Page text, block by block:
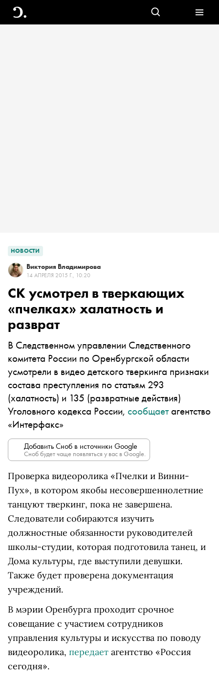
НОВОСТИ
Виктория Владимирова
14 АПРЕЛЯ 2015 Г., 10:20
СК усмотрел в тверкающих
«пчелках» халатность и
разврат
В Следственном управлении Следственного
комитета России по Оренбургской области
усмотрели в видео детского тверкинга признаки
состава преступления по статьям 293
(халатность) и 135 (развратные действия)
Уголовного кодекса России, сообщаетагентство
«Интерфакс»
Добавить Сноб в источники Google
Сноб будет чаще появляться у вас в Google.
Проверка видеоролика «Пчелки и Винни-
Пух», в котором якобы несовершеннолетние
танцуют тверкинг, пока не завершена.
Следователи собираются изучить
должностные обязанности руководителей
школы-студии, которая подготовила танец, и
Дома культуры, где выступили девушки.
Также будет проверена документация
учреждений.
В мэрии Оренбурга проходит срочное
совещание с участием сотрудников
управления культуры и искусства по поводу
видеоролика, передает агентство «Россия
сегодня».